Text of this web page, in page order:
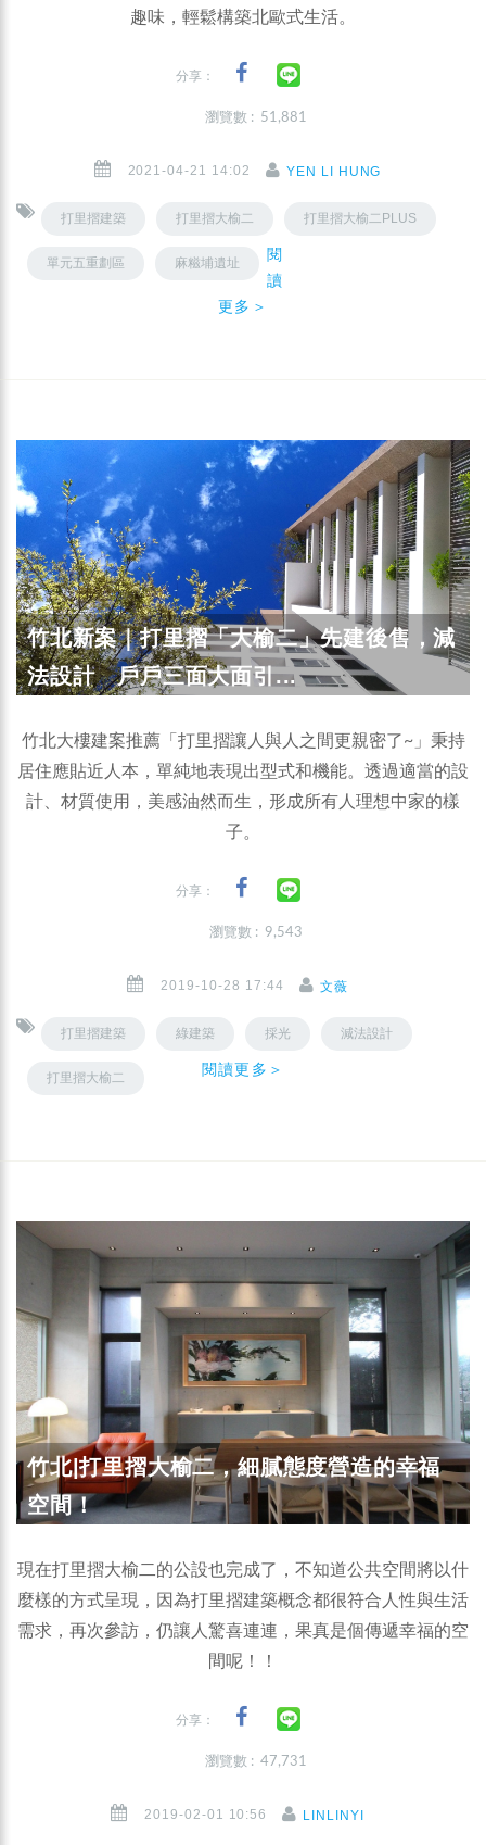
趣味，輕鬆構築北歐式生活。
分享：
瀏覽數 : 51,881
2021-04-21 14:02 YEN LI HUNG
打里摺建築 打里摺大榆二 打里摺大榆二PLUS
單元五重劃區 麻糍埔遺址
閱
讀
更多＞
竹北新案｜打里摺「大榆二」先建後售，減
法設計 戶戶三面大面引...
竹北大樓建案推薦「打里摺讓人與人之間更親密了~」秉持
居住應貼近人本，單純地表現出型式和機能。透過適當的設
計、材質使用，美感油然而生，形成所有人理想中家的樣
子。
分享：
瀏覽數 : 9,543
2019-10-28 17:44 文薇
打里摺建築 綠建築 採光 減法設計
打里摺大榆二 閱讀更多＞
竹北|打里摺大榆二，細膩態度營造的幸福
空間！
現在打里摺大榆二的公設也完成了，不知道公共空間將以什
麼樣的方式呈現，因為打里摺建築概念都很符合人性與生活
需求，再次參訪，仍讓人驚喜連連，果真是個傳遞幸福的空
間呢！！
分享：
瀏覽數 : 47,731
2019-02-01 10:56 LINLINYI